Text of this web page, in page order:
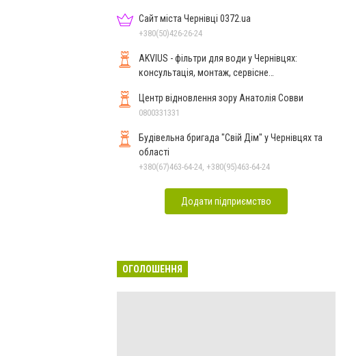
Сайт міста Чернівці 0372.ua
+380(50)426-26-24
AKVIUS - фільтри для води у Чернівцях:
консультація, монтаж, сервісне
Центр відновлення зору Анатолія Совви
0800331331
Будівельна бригада "Свій Дім" у Чернівцях та
області
+380(67)463-64-24, +380(95)463-64-24
Додати підприємство
ОГОЛОШЕННЯ